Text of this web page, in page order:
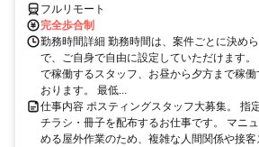
フルリモート
完全歩合制
勤務時間詳細 勤務時間は、案件ごとに決め
で、ご自身で自由に設定していただけます。
で稼働するスタッフ、お昼から夕方まで稼
おります。 最低...
仕事内容 ポスティングスタッフ大募集。 指
チラシ・冊子を配布するお仕事です。 マニ
める屋外作業のため、複雑な人間関係や接